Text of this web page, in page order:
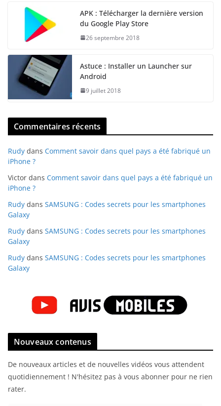
APK : Télécharger la dernière version
du Google Play Store
26 septembre 2018
Astuce : Installer un Launcher sur
Android
9 juillet 2018
Commentaires récents
Rudy dans Comment savoir dans quel pays a été fabriqué un
iPhone ?
Victor dans Comment savoir dans quel pays a été fabriqué un
iPhone ?
Rudy dans SAMSUNG : Codes secrets pour les smartphones
Galaxy
Rudy dans SAMSUNG : Codes secrets pour les smartphones
Galaxy
Rudy dans SAMSUNG : Codes secrets pour les smartphones
Galaxy
Nouveaux contenus
De nouveaux articles et de nouvelles vidéos vous attendent
quotidiennement ! N'hésitez pas à vous abonner pour ne rien
rater.